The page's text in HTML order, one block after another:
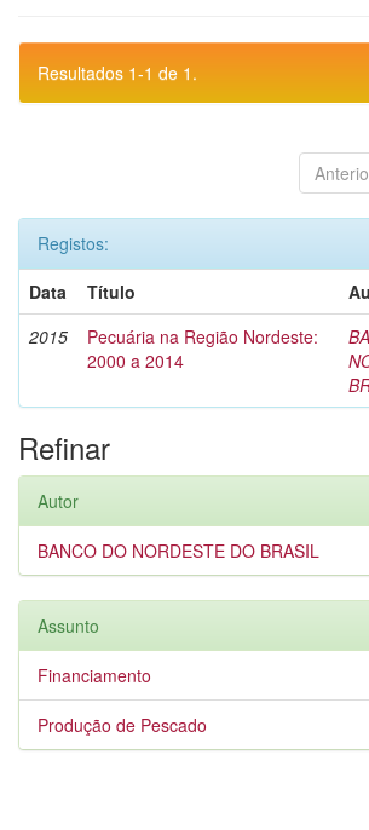
Resultados 1-1 de 1.
Registos:
Data
Título
2015
Pecuária na Região Nordeste:
2000 a 2014
Refinar
Autor
BANCO DO NORDESTE DO BRASIL
Assunto
Financiamento
Produção de Pescado